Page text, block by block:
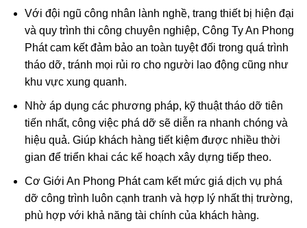
Với đội ngũ công nhân lành nghề, trang thiết bị hiện đại
và quy trình thi công chuyên nghiệp, Công Ty An Phong
Phát cam kết đảm bảo an toàn tuyệt đối trong quá trình
tháo dỡ, tránh mọi rủi ro cho người lao động cũng như
khu vực xung quanh.
Nhờ áp dụng các phương pháp, kỹ thuật tháo dỡ tiên
tiến nhất, công việc phá dỡ sẽ diễn ra nhanh chóng và
hiệu quả. Giúp khách hàng tiết kiệm được nhiều thời
gian để triển khai các kế hoạch xây dựng tiếp theo.
Cơ Giới An Phong Phát cam kết mức giá dịch vụ phá
dỡ công trình luôn cạnh tranh và hợp lý nhất thị trường,
phù hợp với khả năng tài chính của khách hàng.